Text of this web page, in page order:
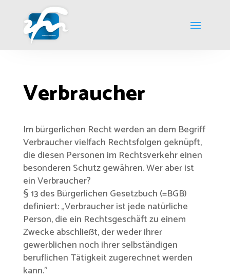
Verbraucher
Im bürgerlichen Recht werden an dem Begriff
Verbraucher vielfach Rechtsfolgen geknüpft,
die diesen Personen im Rechtsverkehr einen
besonderen Schutz gewähren. Wer aber ist
ein Verbraucher?
§ 13 des Bürgerlichen Gesetzbuch (=BGB)
definiert: „Verbraucher ist jede natürliche
Person, die ein Rechtsgeschäft zu einem
Zwecke abschließt, der weder ihrer
gewerblichen noch ihrer selbständigen
beruflichen Tätigkeit zugerechnet werden
kann.”